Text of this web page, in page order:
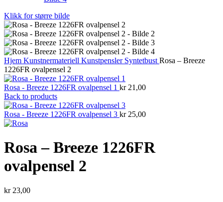
Klikk for større bilde
Hjem Kunstnermateriell Kunstpensler Syntetbust Rosa – Breeze
1226FR ovalpensel 2
Rosa - Breeze 1226FR ovalpensel 1 kr21,00
Back to products
Rosa - Breeze 1226FR ovalpensel 3 kr25,00
Rosa – Breeze 1226FR
ovalpensel 2
kr23,00